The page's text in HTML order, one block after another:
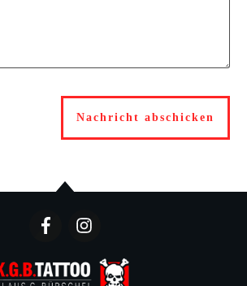
Nachricht abschicken